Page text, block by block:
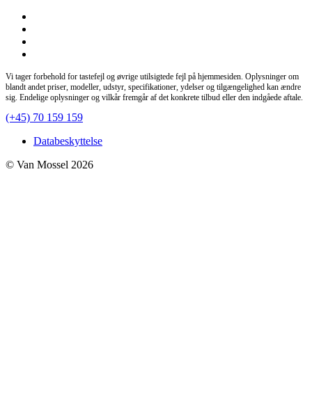
Vi tager forbehold for tastefejl og øvrige utilsigtede fejl på hjemmesiden. Oplysninger om
blandt andet priser, modeller, udstyr, specifikationer, ydelser og tilgængelighed kan ændre
sig. Endelige oplysninger og vilkår fremgår af det konkrete tilbud eller den indgåede aftale.
(+45) 70 159 159
Databeskyttelse
© Van Mossel 2026